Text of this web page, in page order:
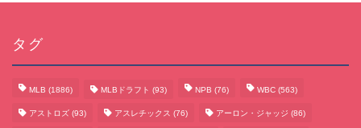
タグ
MLB (1886) MLBドラフト (93) NPB (76) WBC (563)
アストロズ (93) アスレチックス (76) アーロン・ジャッジ (86)